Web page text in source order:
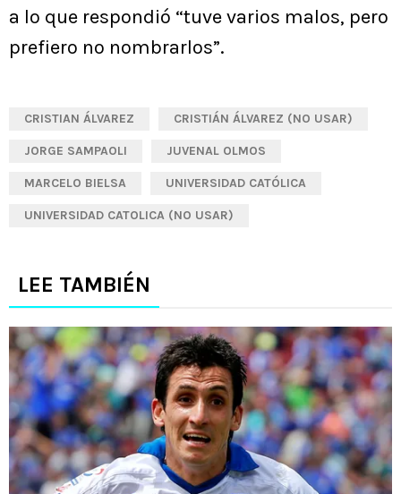
a lo que respondió “tuve varios malos, pero
prefiero no nombrarlos”.
CRISTIAN ÁLVAREZ CRISTIÁN ÁLVAREZ (NO USAR)
JORGE SAMPAOLI JUVENAL OLMOS
MARCELO BIELSA UNIVERSIDAD CATÓLICA
UNIVERSIDAD CATOLICA (NO USAR)
LEE TAMBIÉN